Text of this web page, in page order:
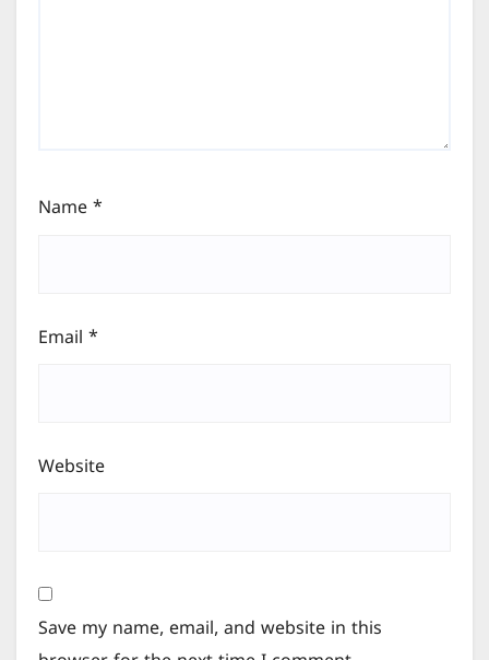
Name *
Email *
Website
Save my name, email, and website in this